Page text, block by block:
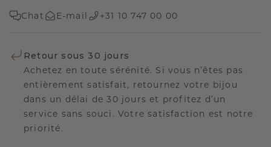
Chat E-mail +31 10 747 00 00
Retour sous 30 jours
Achetez en toute sérénité. Si vous n’êtes pas
entièrement satisfait, retournez votre bijou
dans un délai de 30 jours et profitez d’un
service sans souci. Votre satisfaction est notre
priorité.